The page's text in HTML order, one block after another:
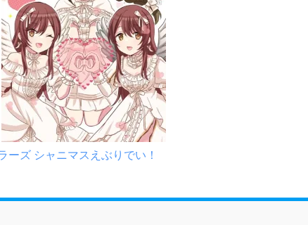
ーズ シャニマスえぶりでい！